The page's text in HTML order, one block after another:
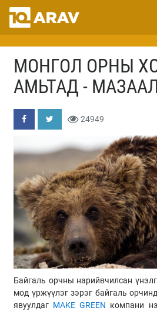
МОНГОЛ ОРНЫ
АМЬТАД -
24949
Байгаль орчны нарийвчилсан
мод үржүүлэг зэрэг байгаль
явуулдаг MAKE GREEN компани